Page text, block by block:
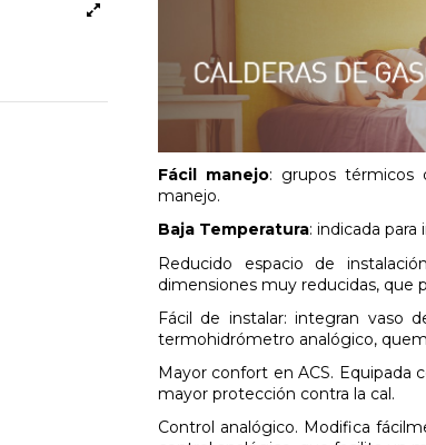
Fácil manejo: grupos térmicos
manejo.
Baja Temperatura: indicada para
Reducido espacio de
dimensiones muy reducidas, que
Fácil de instalar: integran vaso
termohidrómetro analógico,
Mayor confort en ACS. Equipada
mayor protección contra la cal.
Control analógico. Modifica